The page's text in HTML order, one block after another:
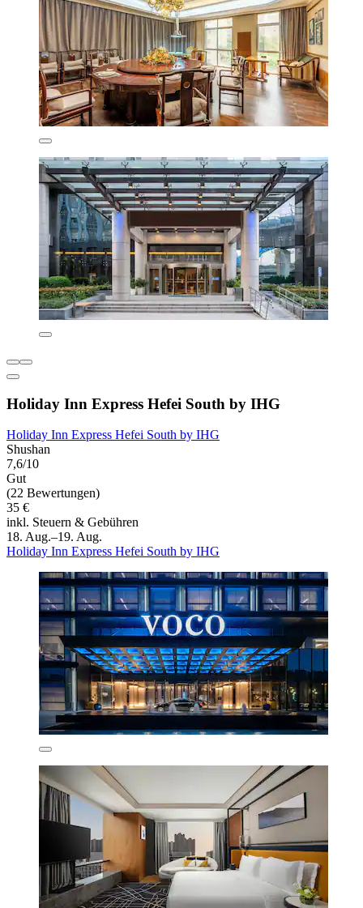
Holiday Inn Express Hefei South by IHG
Holiday Inn Express Hefei South by IHG
Shushan
7,6/10
Gut
(22 Bewertungen)
35 €
inkl. Steuern & Gebühren
18. Aug.–19. Aug.
Holiday Inn Express Hefei South by IHG